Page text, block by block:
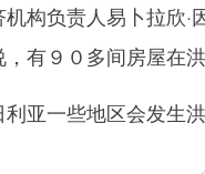
负责人易卜拉欣·
有９０多间房屋在
一些地区会发生洪